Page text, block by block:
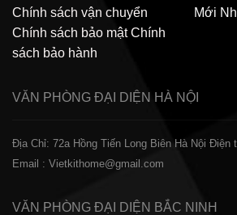
Chính sách vận chuyển
Chính sách bảo mật Chính
sách bảo hành
Mới
VĂN PHÒNG ĐẠI DIỆN HÀ NỘI
Địa Chỉ: 72a Hồng Tiến Long Biên Hà Nội Điện
Email : Vietkithome@gmail.com
VĂN PHÒNG ĐẠI DIỆN BẮC NINH